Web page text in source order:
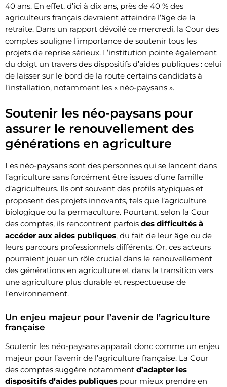
40 ans. En effet, d’ici à dix ans, près de 40 % des
agriculteurs français devraient atteindre l’âge de la
retraite. Dans un rapport dévoilé ce mercredi, la Cour des
comptes souligne l’importance de soutenir tous les
projets de reprise sérieux. L’institution pointe également
du doigt un travers des dispositifs d’aides publiques : celui
de laisser sur le bord de la route certains candidats à
l’installation, notamment les « néo-paysans ».
Soutenir les néo-paysans pour
assurer le renouvellement des
générations en agriculture
Les néo-paysans sont des personnes qui se lancent dans
l’agriculture sans forcément être issues d’une famille
d’agriculteurs. Ils ont souvent des profils atypiques et
proposent des projets innovants, tels que l’agriculture
biologique ou la permaculture. Pourtant, selon la Cour
des comptes, ils rencontrent parfois des difficultés à
accéder aux aides publiques, du fait de leur âge ou de
leurs parcours professionnels différents. Or, ces acteurs
pourraient jouer un rôle crucial dans le renouvellement
des générations en agriculture et dans la transition vers
une agriculture plus durable et respectueuse de
l’environnement.
Un enjeu majeur pour l’avenir de l’agriculture
française
Soutenir les néo-paysans apparaît donc comme un enjeu
majeur pour l’avenir de l’agriculture française. La Cour
des comptes suggère notamment d’adapter les
dispositifs d’aides publiques pour mieux prendre en